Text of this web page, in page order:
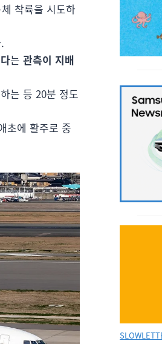
착륙을 시도하
는 관측이 지배
는 등 20분 정도
초에 활주로 중